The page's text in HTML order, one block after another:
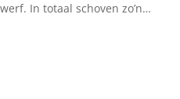
In totaal schoven zo’n…